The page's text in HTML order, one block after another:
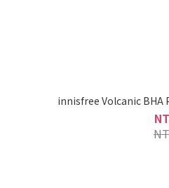
innisfree Volcanic BHA